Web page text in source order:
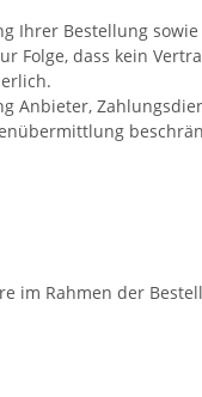
Ihrer Bestellung
dass kein
Anbieter,
im Rahmen der